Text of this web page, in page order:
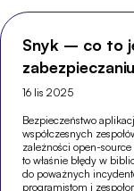
Snyk – co to
16 lis 2025
Bezpieczeństwo
współczesnych
zależności open-
to właśnie błędy w
do poważnych
programistom i